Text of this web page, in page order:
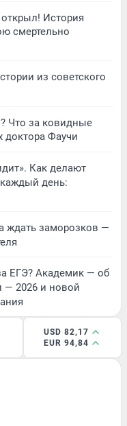
История
смертельно
из советского
Что за ковидные
доктора Фаучи
Как делают
день:
ждать заморозков —
ЕГЭ? Академик — об
— 2026 и новой
USD 82,17
EUR 94,84